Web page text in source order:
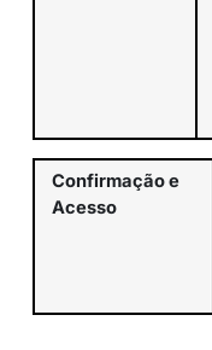
Confirmaçãoe
Acesso